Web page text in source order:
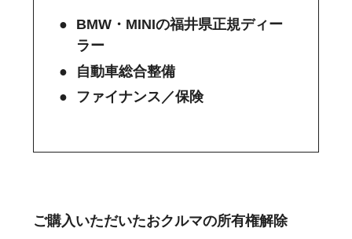
BMW・MINIの福井県正規ディー
ラー
自動車総合整備
ファイナンス／保険
ご購入いただいたおクルマの所有権解除